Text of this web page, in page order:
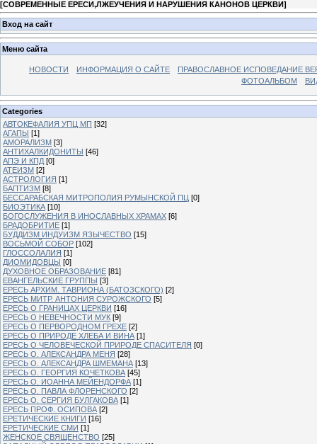
[СОВРЕМЕННЫЕ ЕРЕСИ,ЛЖЕУЧЕНИЯ И НАРУШЕНИЯ КАНОНОВ ЦЕРКВИ]
Вход на сайт
Меню сайта
НОВОСТИ ИНФОРМАЦИЯ О САЙТЕ
ПРАВОСЛАВНОЕ ИСПОВЕДАНИЕ
ФОТОАЛЬБОМ
Categories
АВТОКЕФАЛИЯ УПЦ МП [32]
АГАПЫ [1]
АМОРАЛИЗМ [3]
АНТИХАЛКИДОНИТЫ [46]
АПЭ И КПД [0]
АТЕИЗМ [2]
АСТРОЛОГИЯ [1]
БАПТИЗМ [8]
БЕССАРАБСКАЯ МИТРОПОЛИЯ РУМЫНСКОЙ ПЦ [0]
БИОЭТИКА [10]
БОГОСЛУЖЕНИЯ В ИНОСЛАВНЫХ ХРАМАХ [6]
БРАДОБРИТИЕ [1]
БУДДИЗМ ИНДУИЗМ ЯЗЫЧЕСТВО [15]
ВОСЬМОЙ СОБОР [102]
ГЛОССОЛАЛИЯ [1]
ДИОМИДОВЦЫ [0]
ДУХОВНОЕ ОБРАЗОВАНИЕ [81]
ЕВАНГЕЛЬСКИЕ ГРУППЫ [3]
ЕРЕСЬ АРХИМ. ТАВРИОНА (БАТОЗСКОГО) [2]
ЕРЕСЬ МИТР. АНТОНИЯ СУРОЖСКОГО [5]
ЕРЕСЬ О ГРАНИЦАХ ЦЕРКВИ [16]
ЕРЕСЬ О НЕВЕЧНОСТИ МУК [9]
ЕРЕСЬ О ПЕРВОРОДНОМ ГРЕХЕ [2]
ЕРЕСЬ О ПРИРОДЕ ХЛЕБА И ВИНА [1]
ЕРЕСЬ О ЧЕЛОВЕЧЕСКОЙ ПРИРОДЕ СПАСИТЕЛЯ [0]
ЕРЕСЬ О. АЛЕКСАНДРА МЕНЯ [28]
ЕРЕСЬ О. АЛЕКСАНДРА ШМЕМАНА [13]
ЕРЕСЬ О. ГЕОРГИЯ КОЧЕТКОВА [45]
ЕРЕСЬ О. ИОАННА МЕЙЕНДОРФА [1]
ЕРЕСЬ О. ПАВЛА ФЛОРЕНСКОГО [2]
ЕРЕСЬ О. СЕРГИЯ БУЛГАКОВА [1]
ЕРЕСЬ ПРОФ. ОСИПОВА [2]
ЕРЕТИЧЕСКИЕ КНИГИ [16]
ЕРЕТИЧЕСКИЕ СМИ [1]
ЖЕНСКОЕ СВЯЩЕНСТВО [25]